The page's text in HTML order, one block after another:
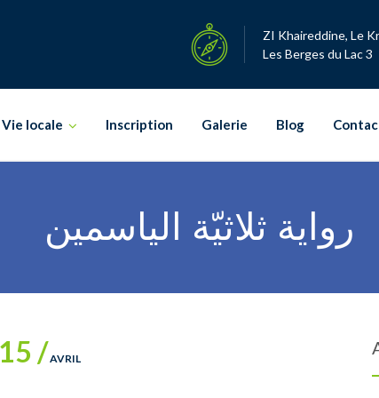
ZI Khaireddine, Le
Les Berges du Lac 3
Vie locale Inscription Galerie Blog
رواية ثلاثيّة الياسمين
15 /AVRIL